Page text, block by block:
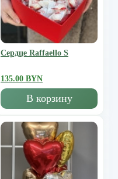
Сердце Raffaello S
135.00 BYN
В корзину